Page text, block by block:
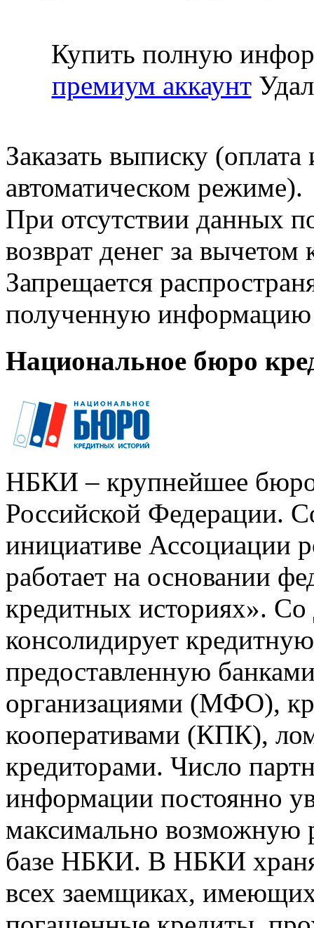
Купить полную
премиум аккаунт
Заказать выписку
автоматическом режиме).
При отсутствии данных
возврат денег за
Запрещается
полученную информацию
Национальное бюро
НБКИ – крупнейшее
Российской Федерации.
инициативе Ассоциации
работает на основании
кредитных историях».
консолидирует
предоставленную
организациями (МФО),
кооперативами (КПК),
кредиторами. Число
информации постоянно
максимально возможную
базе НБКИ. В НБКИ
всех заемщиках,